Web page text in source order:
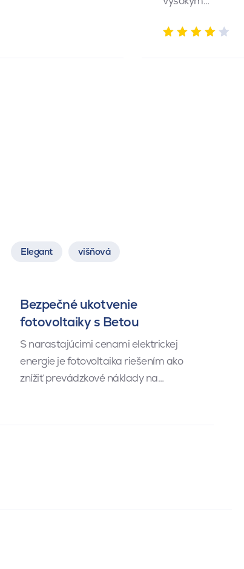
Elegant višňová
Bezpečné ukotvenie
fotovoltaiky s Betou
S narastajúcimi cenami elektrickej
energie je fotovoltaika riešením ako
znížiť prevádzkové náklady na…